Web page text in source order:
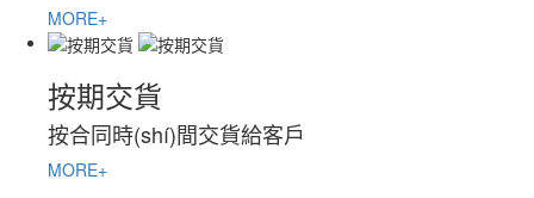
MORE+
按期交貨
按合同時(shí)間交貨給客戶
MORE+